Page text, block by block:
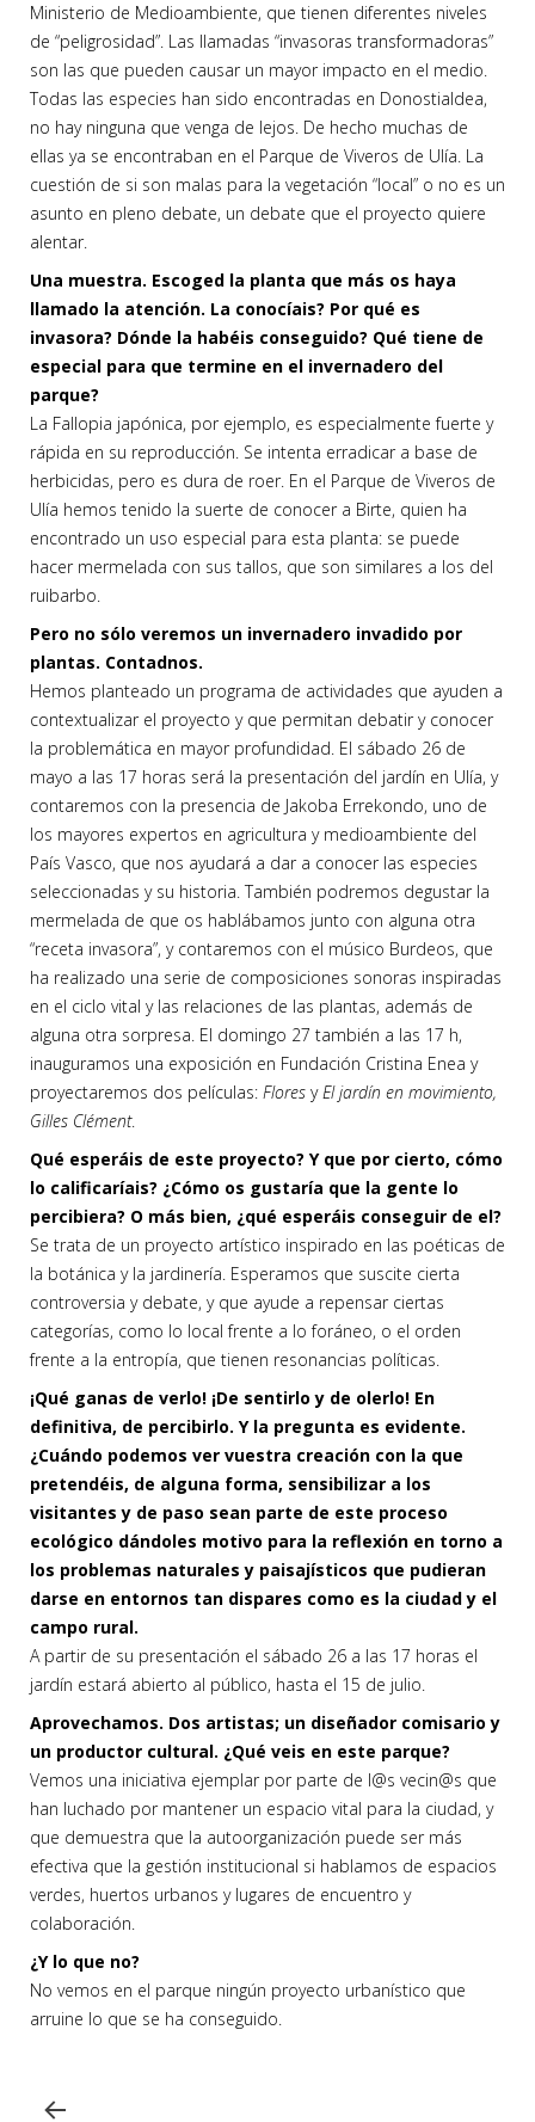
Ministerio de Medioambiente, que tienen diferentes niveles
de “peligrosidad”. Las llamadas “invasoras transformadoras”
son las que pueden causar un mayor impacto en el medio.
Todas las especies han sido encontradas en Donostialdea,
no hay ninguna que venga de lejos. De hecho muchas de
ellas ya se encontraban en el Parque de Viveros de Ulía. La
cuestión de si son malas para la vegetación “local” o no es un
asunto en pleno debate, un debate que el proyecto quiere
alentar.
Una muestra. Escoged la planta que más os haya
llamado la atención. La conocíais? Por qué es
invasora? Dónde la habéis conseguido? Qué tiene de
especial para que termine en el invernadero del
parque?
La Fallopia japónica, por ejemplo, es especialmente fuerte y
rápida en su reproducción. Se intenta erradicar a base de
herbicidas, pero es dura de roer. En el Parque de Viveros de
Ulía hemos tenido la suerte de conocer a Birte, quien ha
encontrado un uso especial para esta planta: se puede
hacer mermelada con sus tallos, que son similares a los del
ruibarbo.
Pero no sólo veremos un invernadero invadido por
plantas. Contadnos.
Hemos planteado un programa de actividades que ayuden a
contextualizar el proyecto y que permitan debatir y conocer
la problemática en mayor profundidad. El sábado 26 de
mayo a las 17 horas será la presentación del jardín en Ulía, y
contaremos con la presencia de Jakoba Errekondo, uno de
los mayores expertos en agricultura y medioambiente del
País Vasco, que nos ayudará a dar a conocer las especies
seleccionadas y su historia. También podremos degustar la
mermelada de que os hablábamos junto con alguna otra
“receta invasora”, y contaremos con el músico Burdeos, que
ha realizado una serie de composiciones sonoras inspiradas
en el ciclo vital y las relaciones de las plantas, además de
alguna otra sorpresa. El domingo 27 también a las 17 h,
inauguramos una exposición en Fundación Cristina Enea y
proyectaremos dos películas: Flores yEl jardín en movimiento,
Gilles Clément.
Qué esperáis de este proyecto? Y que por cierto, cómo
lo calificaríais? ¿Cómo os gustaría que la gente lo
percibiera? O más bien, ¿qué esperáis conseguir de el?
Se trata de un proyecto artístico inspirado en las poéticas de
la botánica y la jardinería. Esperamos que suscite cierta
controversia y debate, y que ayude a repensar ciertas
categorías, como lo local frente a lo foráneo, o el orden
frente a la entropía, que tienen resonancias políticas.
¡Qué ganas de verlo! ¡De sentirlo y de olerlo! En
definitiva, de percibirlo. Y la pregunta es evidente.
¿Cuándo podemos ver vuestra creación con la que
pretendéis, de alguna forma, sensibilizar a los
visitantes y de paso sean parte de este proceso
ecológico dándoles motivo para la reflexión en torno a
los problemas naturales y paisajísticos que pudieran
darse en entornos tan dispares como es la ciudad y el
campo rural.
A partir de su presentación el sábado 26 a las 17 horas el
jardín estará abierto al público, hasta el 15 de julio.
Aprovechamos. Dos artistas; un diseñador comisario y
un productor cultural. ¿Qué veis en este parque?
Vemos una iniciativa ejemplar por parte de l@s vecin@s que
han luchado por mantener un espacio vital para la ciudad, y
que demuestra que la autoorganización puede ser más
efectiva que la gestión institucional si hablamos de espacios
verdes, huertos urbanos y lugares de encuentro y
colaboración.
¿Y lo que no?
No vemos en el parque ningún proyecto urbanístico que
arruine lo que se ha conseguido.